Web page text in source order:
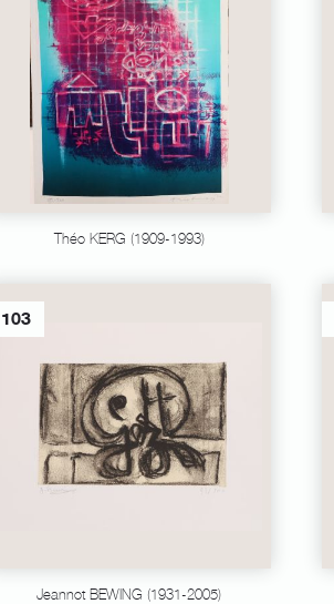
Théo KERG (1909-1993)
103
Jeannot BEWING (1931-2005)